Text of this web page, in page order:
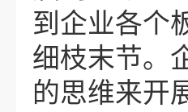
到企业各个
细枝末节。
的思维来开